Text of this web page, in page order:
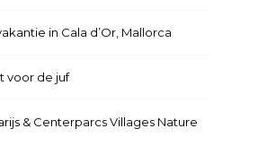
in Cala d’Or, Mallorca
voor de juf
& Centerparcs Villages Nature